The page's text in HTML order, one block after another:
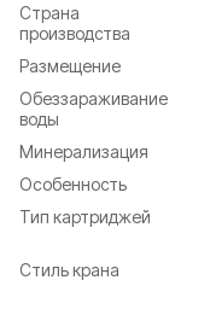
Страна
производства
Размещение
Обеззараживание
воды
Минерализация
Особенность
Тип картриджей
Стиль крана